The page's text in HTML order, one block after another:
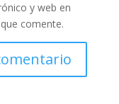
y web en
comente.